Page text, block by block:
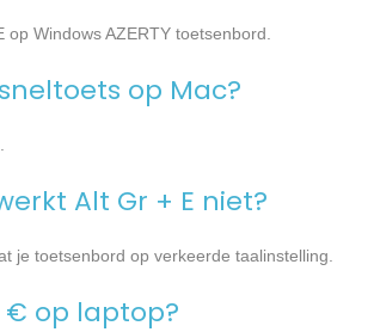
op Windows AZERTY toetsenbord.
op Mac?
Alt Gr + E niet?
je toetsenbord op verkeerde taalinstelling.
€ op laptop?